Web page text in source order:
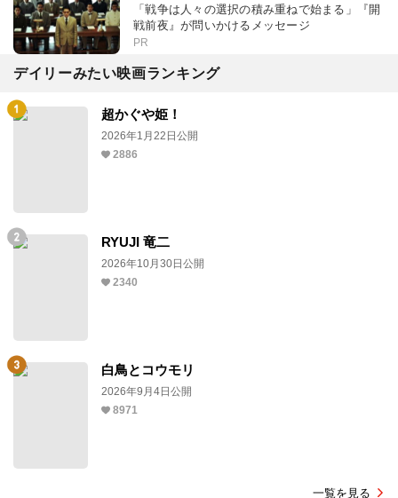
「戦争は人々の選択の積み重ねで始まる」『開
戦前夜』が問いかけるメッセージ
PR
デイリーみたい映画ランキング
超かぐや姫！
2026年1月22日公開
2886
RYUJI 竜二
2026年10月30日公開
2340
白鳥とコウモリ
2026年9月4日公開
8971
一覧を見る